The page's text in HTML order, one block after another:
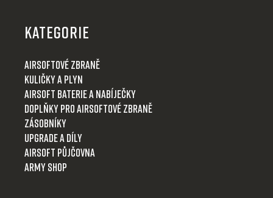
KATEGORIE
Airsoftové zbraně
Kuličky a plyn
Airsoft baterie a nabíječky
Doplňky pro airsoftové zbraně
Zásobníky
Upgrade a díly
Airsoft půjčovna
Army shop